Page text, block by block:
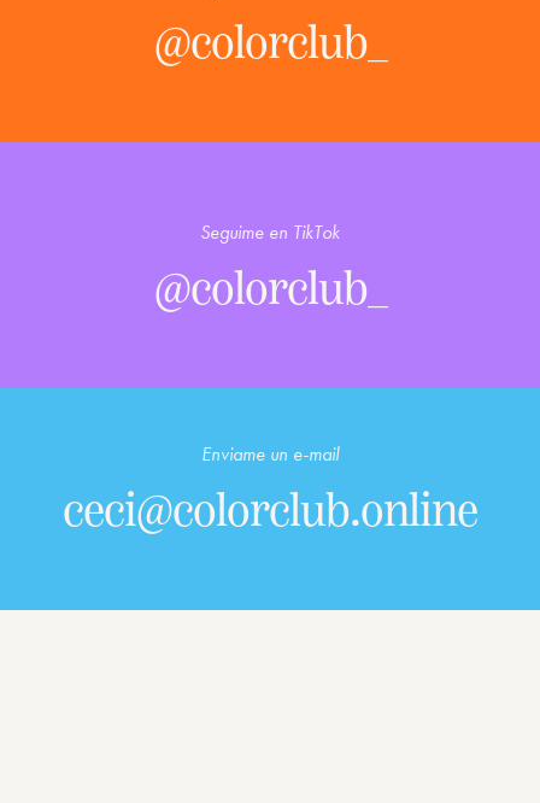
@colorclub_
Seguime en TikTok
@colorclub_
Enviame un e-mail
ceci@colorclub.online